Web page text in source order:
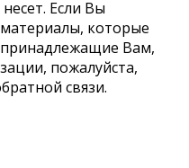
Если Вы
которые
Вам,
пожалуйста,
связи.